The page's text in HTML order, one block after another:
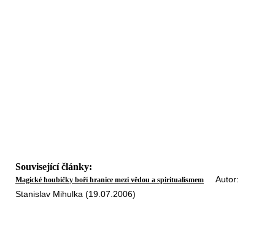
Související články:
Magické houbičky boří hranice mezi vědou a spiritualismem Autor:
Stanislav Mihulka (19.07.2006)